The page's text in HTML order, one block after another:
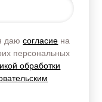
даюсогласие на
персональных
обработки